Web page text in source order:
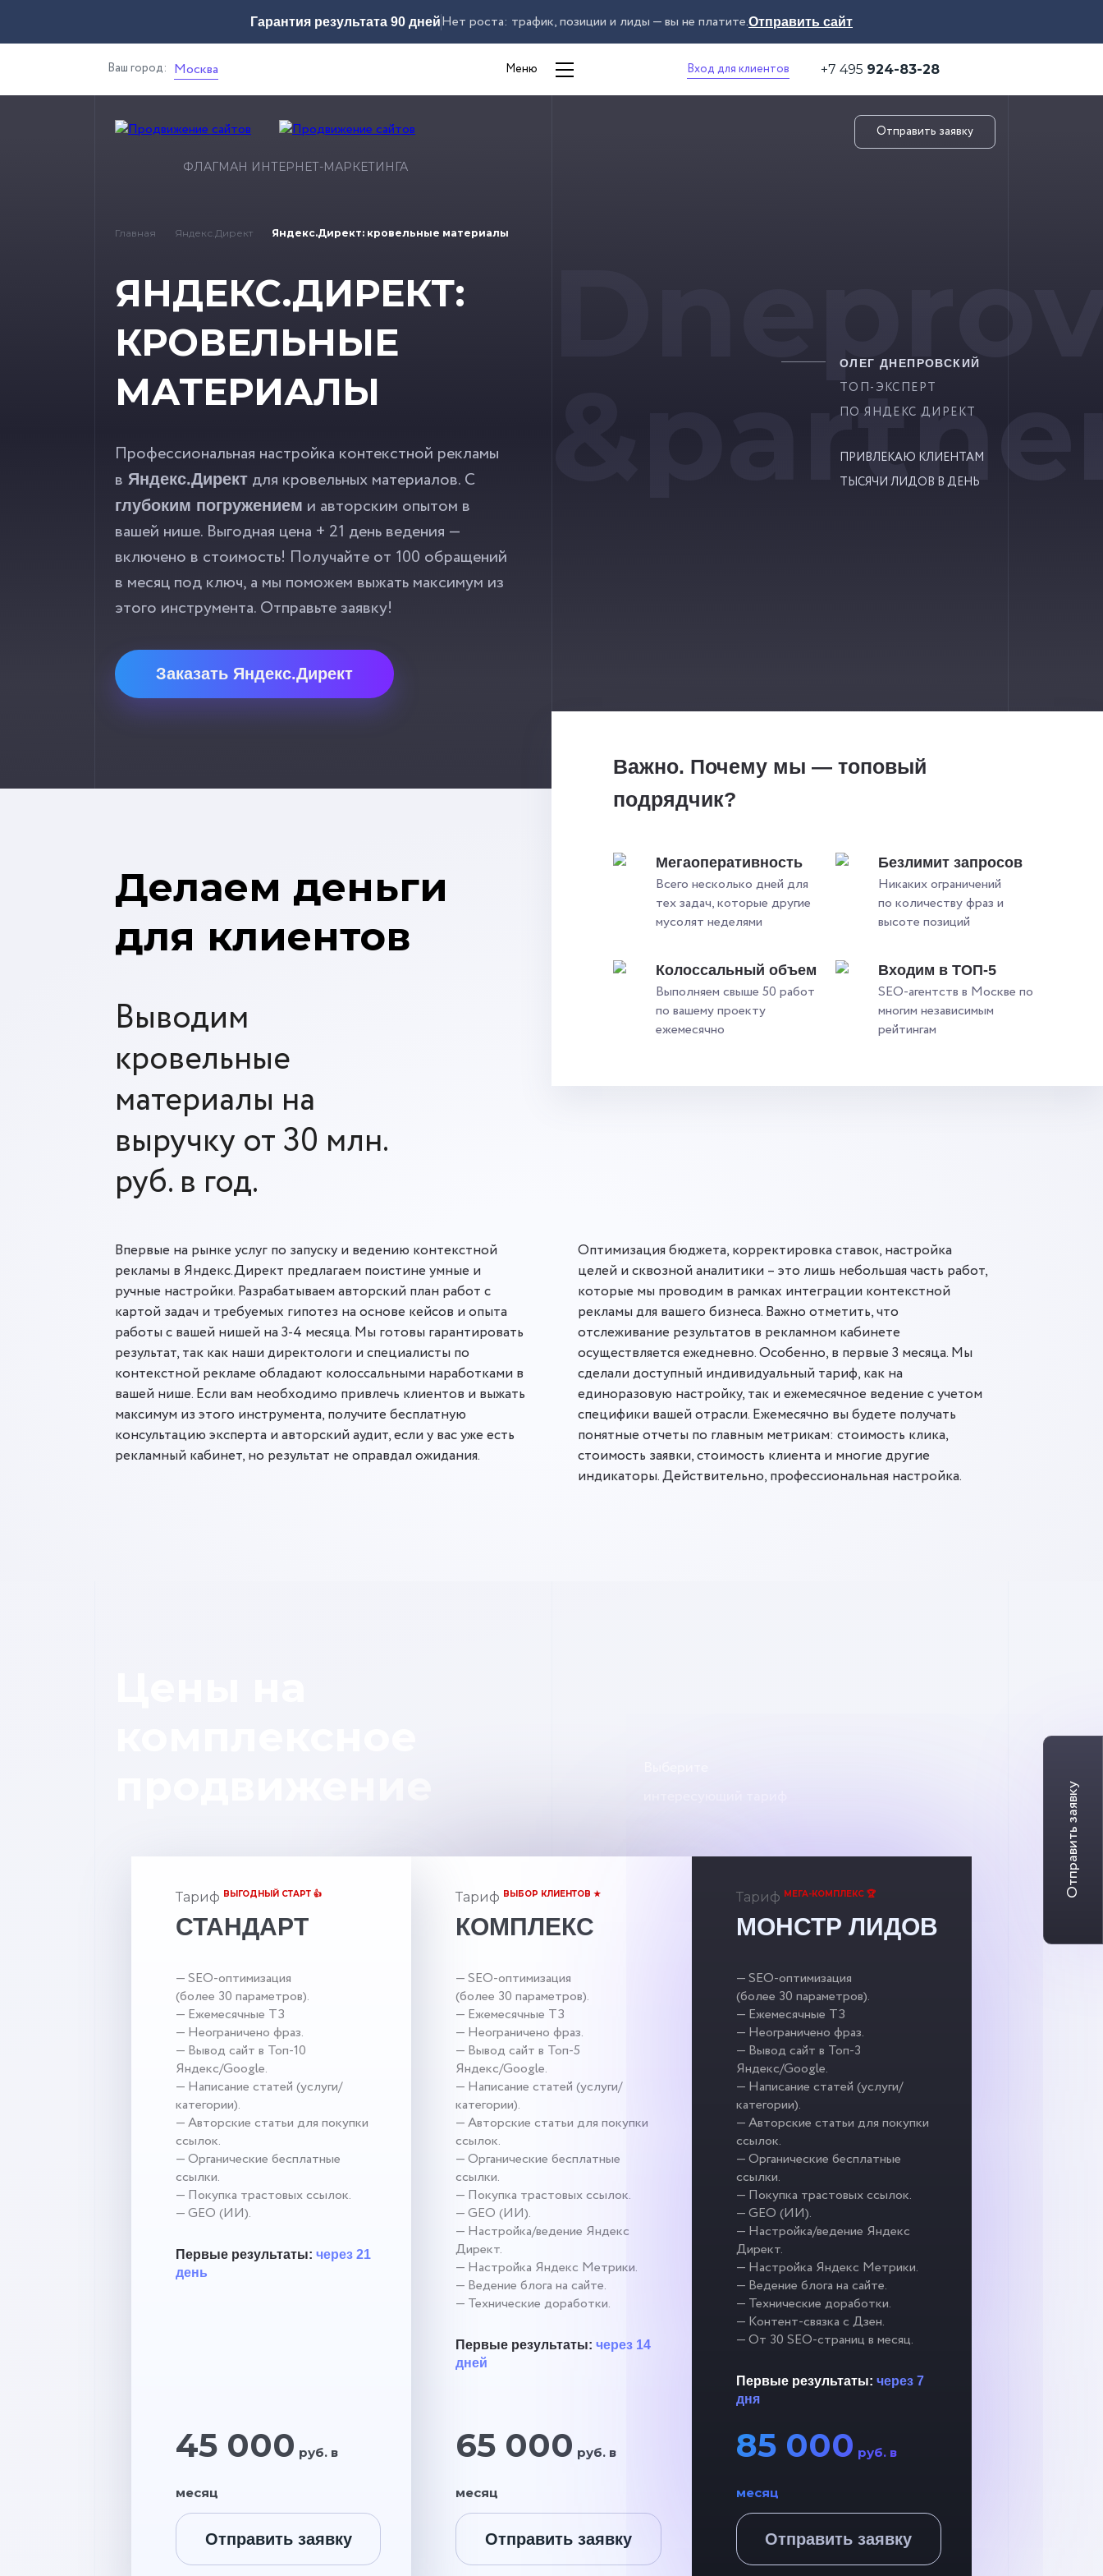
Гарантия результата 90 днейНет роста: трафик, позиции и лиды — вы не платите.Отправить сайт
Ваш город: Москва Меню Вход для клиентов +7 495 924-83-28
ФЛАГМАН ИНТЕРНЕТ-МАРКЕТИНГА
Отправить заявку
Главная Яндекс.Директ Яндекс.Директ: кровельные материалы
ЯНДЕКС.ДИРЕКТ:
КРОВЕЛЬНЫЕ
МАТЕРИАЛЫ
Профессиональная настройка контекстной рекламы
в Яндекс.Директ для кровельных материалов. С
глубоким погружением и авторским опытом в
вашей нише. Выгодная цена + 21 день ведения —
включено в стоимость! Получайте от 100 обращений
в месяц под ключ, а мы поможем выжать максимум из
этого инструмента. Отправьте заявку!
Заказать Яндекс.Директ
ОЛЕГ ДНЕПРОВСКИЙ
ТОП-ЭКСПЕРТ
ПО ЯНДЕКС ДИРЕКТ
ПРИВЛЕКАЮ КЛИЕНТАМ
ТЫСЯЧИ ЛИДОВ В ДЕНЬ
Делаем деньги
для клиентов
Выводим
кровельные
материалы на
выручку от 30 млн.
руб. в год.
Важно. Почему мы — топовый
подрядчик?
Мегаоперативность
Всего несколько дней для
тех задач, которые другие
мусолят неделями
Безлимит запросов
Никаких ограничений
по количеству фраз и
высоте позиций
Колоссальный объем
Выполняем свыше 50 работ
по вашему проекту
ежемесячно
Входим в ТОП-5
SEO-агентств в Москве по
многим независимым
рейтингам
Впервые на рынке услуг по запуску и ведению контекстной
рекламы в Яндекс.Директ предлагаем поистине умные и
ручные настройки. Разрабатываем авторский план работ с
картой задач и требуемых гипотез на основе кейсов и опыта
работы с вашей нишей на 3-4 месяца. Мы готовы гарантировать
результат, так как наши директологи и специалисты по
контекстной рекламе обладают колоссальными наработками в
вашей нише. Если вам необходимо привлечь клиентов и выжать
максимум из этого инструмента, получите бесплатную
консультацию эксперта и авторский аудит, если у вас уже есть
рекламный кабинет, но результат не оправдал ожидания.
Оптимизация бюджета, корректировка ставок, настройка
целей и сквозной аналитики – это лишь небольшая часть работ,
которые мы проводим в рамках интеграции контекстной
рекламы для вашего бизнеса. Важно отметить, что
отслеживание результатов в рекламном кабинете
осуществляется ежедневно. Особенно, в первые 3 месяца. Мы
сделали доступный индивидуальный тариф, как на
единоразовую настройку, так и ежемесячное ведение с учетом
специфики вашей отрасли. Ежемесячно вы будете получать
понятные отчеты по главным метрикам: стоимость клика,
стоимость заявки, стоимость клиента и многие другие
индикаторы. Действительно, профессиональная настройка.
Тариф ВЫГОДНЫЙ СТАРТ 👍
СТАНДАРТ
— SEO-оптимизация
(более 30 параметров).
— Ежемесячные ТЗ
— Неограничено фраз.
— Вывод сайт в Топ-10
Яндекс/Google.
— Написание статей (услуги/
категории).
— Авторские статьи для покупки
ссылок.
— Органические бесплатные
ссылки.
— Покупка трастовых ссылок.
— GEO (ИИ).
Первые результаты: через 21
день
45 000 руб. в
месяц
Отправить заявку
Тариф ВЫБОР КЛИЕНТОВ ★
КОМПЛЕКС
— SEO-оптимизация
(более 30 параметров).
— Ежемесячные ТЗ
— Неограничено фраз.
— Вывод сайт в Топ-5
Яндекс/Google.
— Написание статей (услуги/
категории).
— Авторские статьи для покупки
ссылок.
— Органические бесплатные
ссылки.
— Покупка трастовых ссылок.
— GEO (ИИ).
— Настройка/ведение Яндекс
Директ.
— Настройка Яндекс Метрики.
— Ведение блога на сайте.
— Технические доработки.
Первые результаты:через 14
дней
65 000 руб. в
месяц
Отправить заявку
Тариф МЕГА-КОМПЛЕКС 🏆
МОНСТР ЛИДОВ
— SEO-оптимизация
(более 30 параметров).
— Ежемесячные ТЗ
— Неограничено фраз.
— Вывод сайт в Топ-3
Яндекс/Google.
— Написание статей (услуги/
категории).
— Авторские статьи для покупки
ссылок.
— Органические бесплатные
ссылки.
— Покупка трастовых ссылок.
— GEO (ИИ).
— Настройка/ведение Яндекс
Директ.
— Настройка Яндекс Метрики.
— Ведение блога на сайте.
— Технические доработки.
— Контент-связка с Дзен.
— От 30 SEO-страниц в месяц.
Первые результаты: через 7
дня
85 000 руб. в
месяц
Отправить заявку
Отправить заявку